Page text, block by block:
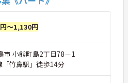
～1,130円
市 小熊町島2丁目78－1
「竹鼻駅」徒歩14分